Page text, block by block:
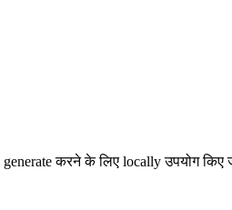
करने के लिए locally उपयोग किए